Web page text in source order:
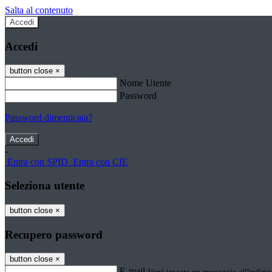
Salta al contenuto
Accedi
Accedi
button close ×
Nome Utente
Password
Password dimenticata?
-
Entra con SPID Entra con CIE
Seleziona utente
button close ×
Recupero password
button close ×